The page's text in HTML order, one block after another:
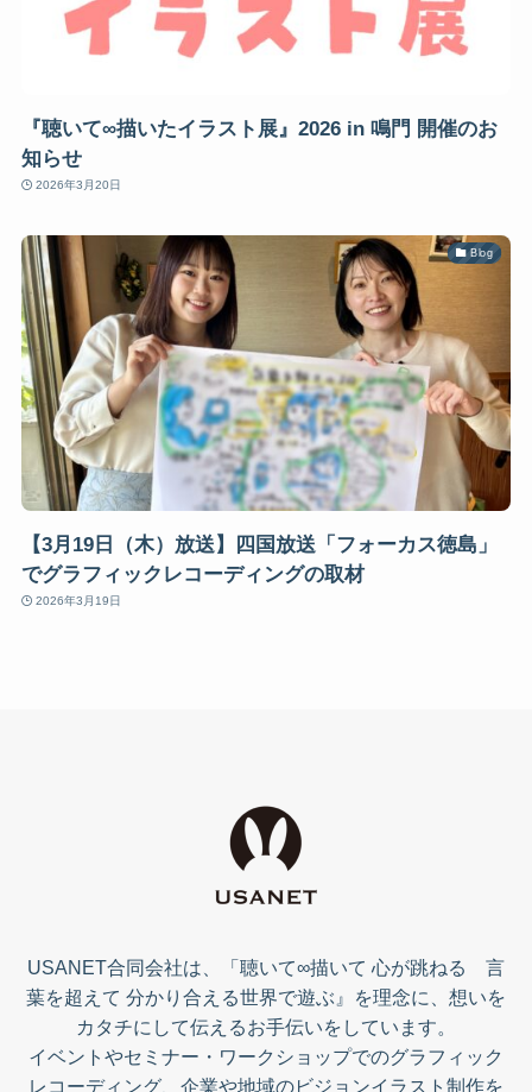
『聴いて∞描いたイラスト展』2026 in 鳴門 開催のお
知らせ
2026年3月20日
Blog
【3月19日（木）放送】四国放送「フォーカス徳島」
でグラフィックレコーディングの取材
2026年3月19日
USANET合同会社は、「聴いて∞描いて 心が跳ねる 言
葉を超えて 分かり合える世界で遊ぶ』を理念に、想いを
カタチにして伝えるお手伝いをしています。
イベントやセミナー・ワークショップでのグラフィック
レコーディング、企業や地域のビジョンイラスト制作を